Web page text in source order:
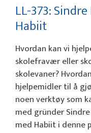
LL-373:
Habiit
Hvordan kan vi
skolefravær eller
skolevaner?
hjelpemidler til å
noen verktøy som
med gründer
med Habiit i denne